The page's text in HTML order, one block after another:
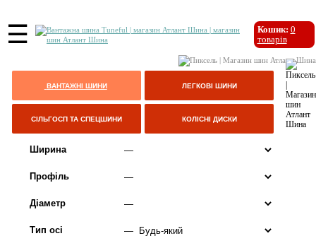
☰ Кошик: 0
товарів
ВАНТАЖНІ ШИНИ ЛЕГКОВІ ШИНИ
СІЛЬГОСП ТА СПЕЦШИНИ КОЛІСНІ ДИСКИ
Ширина
Профіль
Діаметр
Тип осі